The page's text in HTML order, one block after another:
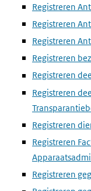
Registreren
Registreren
Registreren
Registreren
Registreren
Registreren
Registreren
Registreren
Registreren